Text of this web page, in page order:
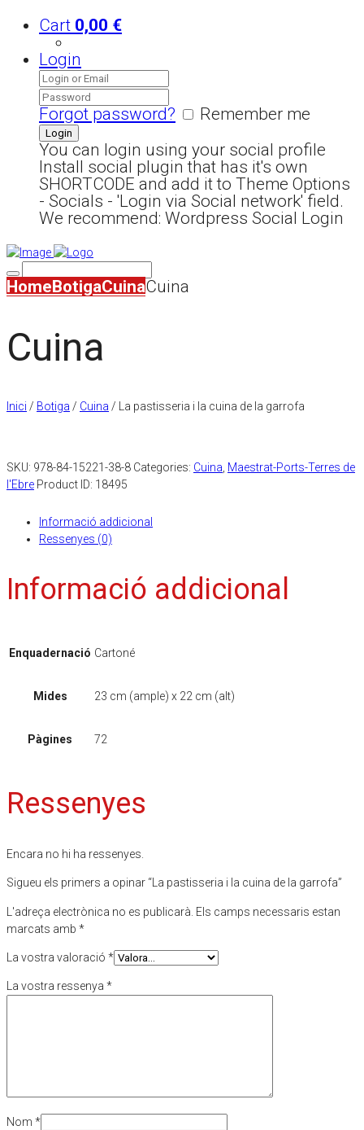
Cart 0,00 €
Login
Forgot password?
Remember me
You can login using your social profile
Install social plugin that has it's own
SHORTCODE and add it to Theme Options
- Socials - 'Login via Social network' field.
We recommend: Wordpress Social Login
HomeBotigaCuinaCuina
Cuina
Inici / Botiga / Cuina / La pastisseria i la cuina de la garrofa
SKU: 978-84-15221-38-8 Categories: Cuina Maestrat-Ports-Terres de
l'Ebre Product ID: 18495
Informació addicional
Ressenyes (0)
Informació addicional
Enquadernació Cartoné
Mides 23 cm (ample) x 22 cm (alt)
Pàgines 72
Ressenyes
Encara no hi ha ressenyes.
Sigueu els primers a opinar “La pastisseria i la cuina de la garrofa”
L'adreça electrònica no es publicarà. Els camps necessaris estan
marcats amb *
La vostra valoració *
La vostra ressenya *
Nom *